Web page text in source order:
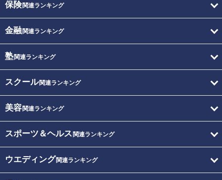
保険関連ランキング
金融関連ランキング
塾関連ランキング
スクール関連ランキング
美容関連ランキング
スポーツ＆ヘルス 関連ランキング
ウエディング関連ランキング